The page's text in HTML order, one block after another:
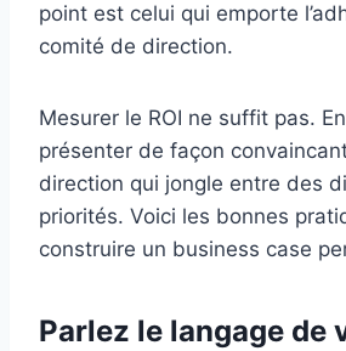
point est celui qui emporte
comité de direction.
Mesurer le ROI ne suffit pas.
présenter de façon
direction qui jongle entre des
priorités. Voici les bonnes
construire un business case
Parlez le langage de